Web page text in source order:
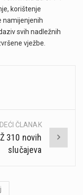
korištenje
namijenjenih
svih nadležnih
vježbe.
ČLANAK
310 novih
slučajeva